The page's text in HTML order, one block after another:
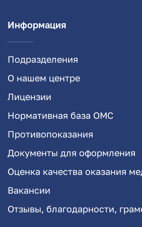
Информация
Подразделения
О нашем центре
Лицензии
Нормативная база ОМС
Противопоказания
Документы для оформления
Оценка качества оказания
Вакансии
Отзывы, благодарности,